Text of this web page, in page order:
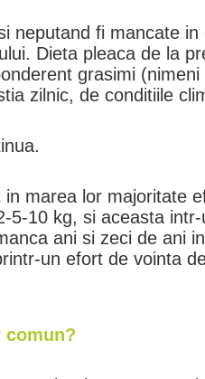
neputand fi mancate
Dieta pleaca de la
grasimi
zilnic, de conditiile
marea lor majoritate
5-10 kg, si aceasta
ani si zeci de ani
un efort de vointa
comun?